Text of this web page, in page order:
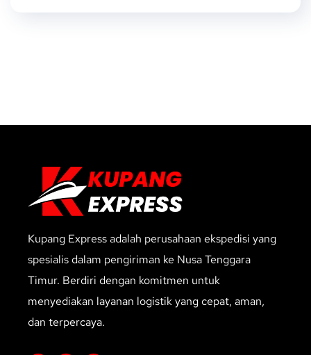
Kupang Express adalah perusahaan ekspedisi yang
spesialis dalam pengiriman ke Nusa Tenggara
Timur. Berdiri dengan komitmen untuk
menyediakan layanan logistik yang cepat, aman,
dan terpercaya.